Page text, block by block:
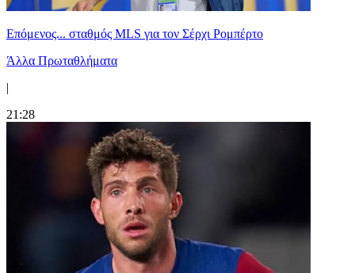
Επόμενος... σταθμός MLS για τον Σέρχι Ρομπέρτο
Άλλα Πρωταθλήματα
|
21:28